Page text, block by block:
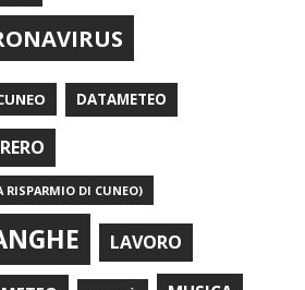
DATAMETEO
RISPARMIO DI CUNEO)
LAVORO